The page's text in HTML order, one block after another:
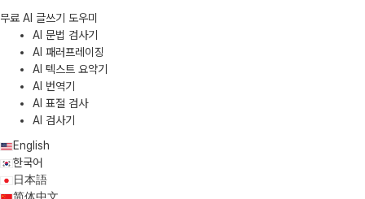
무료 AI 글쓰기 도우미
AI 문법 검사기
AI 패러프레이징
AI 텍스트 요약기
AI 번역기
AI 표절 검사
AI 검사기
English
한국어
日本語
简体中文